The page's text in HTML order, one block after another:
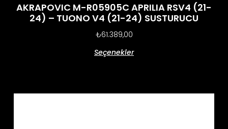
AKRAPOVIC M-R05905C APRILIA RSV4 (21-
24) – TUONO V4 (21-24) SUSTURUCU
₺61.389,00
Seçenekler